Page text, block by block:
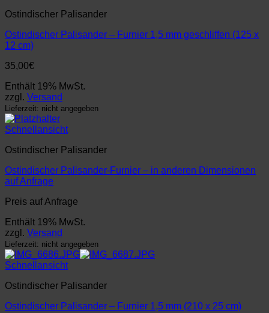
Ostindischer Palisander
Ostindischer Palisander – Furnier 1,5 mm geschliffen (125 x
12 cm)
35,00€
Enthält 19% MwSt.
zzgl. Versand
Lieferzeit: nicht angegeben
Schnellansicht
Ostindischer Palisander
Ostindischer Palisander-Furnier – in anderen Dimensionen
auf Anfrage
Preis auf Anfrage
Enthält 19% MwSt.
zzgl. Versand
Lieferzeit: nicht angegeben
Schnellansicht
Ostindischer Palisander
Ostindischer Palisander – Furnier 1,5 mm (210 x 25 cm)